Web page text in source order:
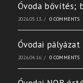
Óvoda bővítés;
2026.05.13. / 0 COMMENTS
Óvodai pályázat
2026.04.16. / 0 COMMENTS